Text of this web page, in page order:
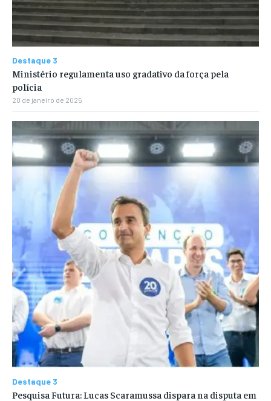
Destaque 3
Ministério regulamenta uso gradativo da força pela
polícia
20 de janeiro de 2025
Destaque 3
Pesquisa Futura: Lucas Scaramussa dispara na disputa em